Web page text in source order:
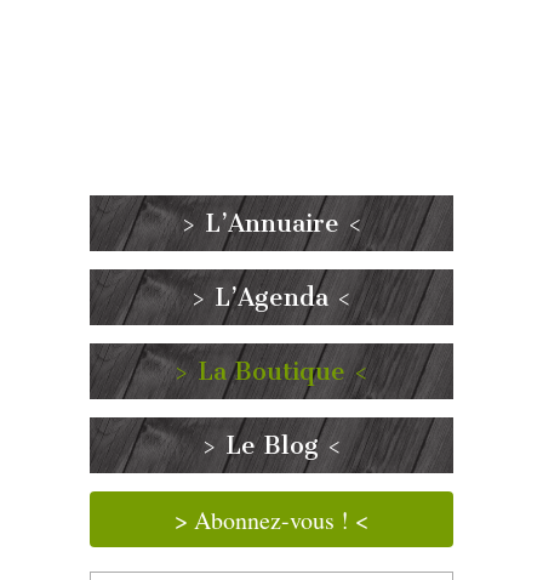
> L’Annuaire <
> L’Agenda <
> La Boutique <
> Le Blog <
> Abonnez-vous ! <